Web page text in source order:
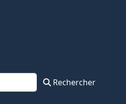
Rechercher